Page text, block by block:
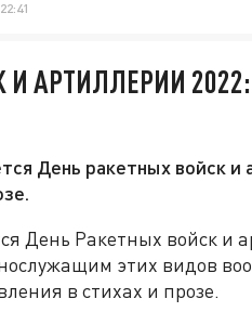
АРТИЛЛЕРИИ
День ракетных войск
День Ракетных войск и
этих видов
в стихах и прозе.